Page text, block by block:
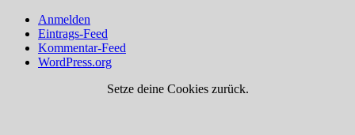
Anmelden
Eintrags-Feed
Kommentar-Feed
WordPress.org
Setze deine Cookies zurück.